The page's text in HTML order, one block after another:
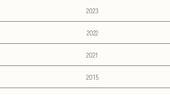
2023
2022
2021
2015